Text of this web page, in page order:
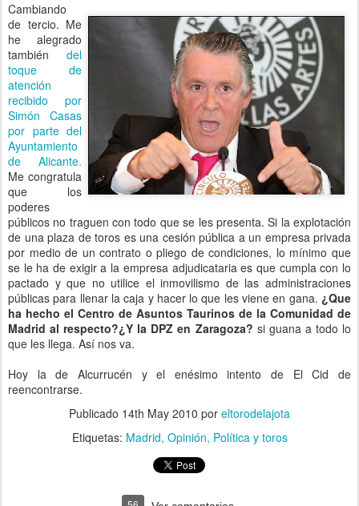
Cambiando
de tercio. Me
he alegrado
también del
toque de
atención
recibido por
Simón Casas
por parte del
Ayuntamiento
de Alicante.
Me congratula
que los
poderes
públicos no traguen con todo que se les presenta. Si la explotación
de una plaza de toros es una cesión pública a un empresa privada
por medio de un contrato o pliego de condiciones, lo mínimo que
se le ha de exigir a la empresa adjudicataria es que cumpla con lo
pactado y que no utilice el inmovilismo de las administraciones
públicas para llenar la caja y hacer lo que les viene en gana. ¿Que
ha hecho el Centro de Asuntos Taurinos de la Comunidad de
Madrid al respecto?¿Y la DPZ en Zaragoza? si guana a todo lo
que les llega. Así nos va.
Hoy la de Alcurrucén y el enésimo intento de El Cid de
reencontrarse.
Publicado 14th May 2010 por eltorodelajota
Etiquetas: Madrid Opinión Política y toros